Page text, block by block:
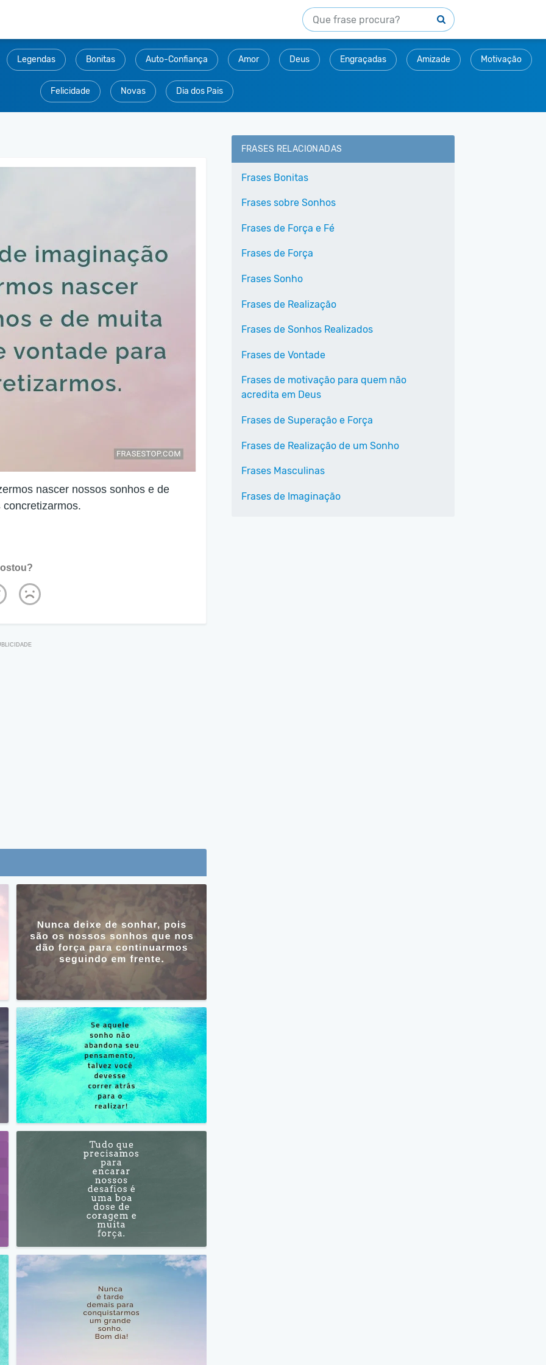
Legendas Bonitas Auto-Confiança Amor Deus Engraçadas Amizade Motivação
Felicidade Novas Dia dos Pais
nascer nossos sonhos e de
FRASES RELACIONADAS
Frases Bonitas
Frases sobre Sonhos
Frases de Força e Fé
Frases de Força
Frases Sonho
Frases de Realização
Frases de Sonhos Realizados
Frases de Vontade
Frases de motivação para quem não
acredita em Deus
Frases de Superação e Força
Frases de Realização de um Sonho
Frases Masculinas
Frases de Imaginação